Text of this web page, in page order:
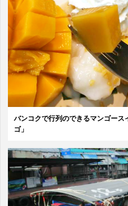
バンコクで行列のできるマンゴース
ゴ」